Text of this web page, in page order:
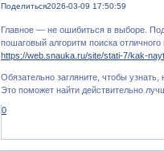
Поделиться2026-03-09 17:50:59
Главное — не ошибиться в выборе.
пошаговый алгоритм поиска
https://web.snauka.ru/site/stati-7/kak-
Обязательно загляните, чтобы
Это поможет найти действительно
0